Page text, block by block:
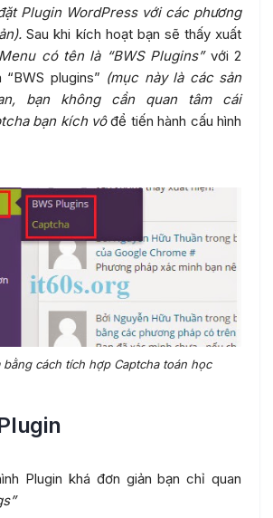
Plugin WordPress với các phương
Sau khi kích hoạt bạn sẽ thấy xuất
Menu có tên là “BWS Plugins”với 2
plugins” (mục này là các sản
bạn không cần quan tâm cái
bạn kích vôđể tiến hành cấu hình
bằng cách tích hợp Captcha toán học
Plugin khá đơn giản bạn chỉ quan